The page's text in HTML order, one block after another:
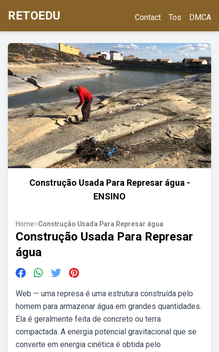
RETOEDU Contact Tos DMCA
Construção Usada Para Represar água -
ENSINO
Home>Construção Usada Para Represar água
Construção Usada Para Represar
água
Web — uma represa é uma estrutura construída pelo
homem para armazenar água em grandes quantidades.
Ela é geralmente feita de concreto ou terra
compactada. A energia potencial gravitacional que se
converte em energia cinética é obtida pelo